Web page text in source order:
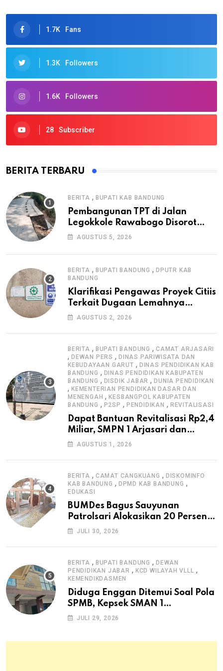
1.7K Fans
1.3K Followers
1.6K Followers
28 Subscriber
BERITA TERBARU
BERITA , BUPATI KAB BANDUNG
Pembangunan TPT di Jalan
Legokkole Rawabogo Disorot
Warga, Selesai Tanpa Papan
AGUSTUS 5, 2026
BERITA , BUPATI BANDUNG ,DPUTR KAB
BANDUNG
Klarifikasi Pengawas Proyek Citiis
Terkait Dugaan Lemahnya
Pengawasan K3
AGUSTUS 2, 2026
BERITA , BUPATI BANDUNG ,CAMAT ARJASARI
, DEWAN PERS , DINAS PARIWISATA DAN
KEBUDAYAAN GARUT , DINAS PENDIDIKAN KAB
BANDUNG , DINAS PENDIDIKAN KABUPATEN
BANDUNG , DISDIK JABAR ,DUNIA PENDIDIKAN
, KEMENTERIAN PENDIDIKAN DASAR DAN
MENENGAH ,KESBANGPOL KABUPATEN
BANDUNG , P2SP , PENDIDIKAN , REVITALISASI
Dapat Bantuan Revitalisasi Rp2,4
Miliar, SMPN 1 Arjasari dan
Masyarakat Sambut Antusias
AGUSTUS 1, 2026
BERITA , CAMAT CANGKUANG , DISKOMINFO
KAB BANDUNG , DPMD KAB BANDUNG ,
EDUKASI
BUMDes Bagus Sauyunan
Patrolsari Alokasikan 20 Persen
Dana Desa untuk Ketahanan
JULI 30, 2026
BERITA , BUPATI BANDUNG ,DEWAN
PENDIDIKAN JABAR , KCD WILAYAH VLLL ,
KEMENDIKDASMEN
Diduga Enggan Ditemui Soal Pola
SPMB, Kepsek SMAN 1
Dayeuhkolot Dikeluhkan Orang
JULI 29, 2026